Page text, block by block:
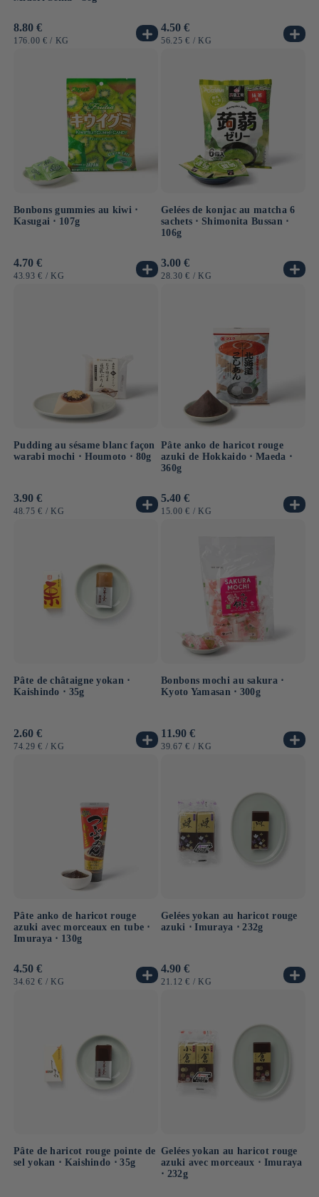
Prix
habituel
8.80 €
PRIX
176.00 € / PAR
KG
Prix
habituel
4.50 €
PRIX
56.25 € / PAR
KG
Bonbons gummies au kiwi ⋅
Kasugai ⋅ 107g
Prix
habituel
4.70 €
PRIX
43.93 € / PAR
KG
Gelées de konjac au matcha 6
sachets ⋅ Shimonita Bussan ⋅
106g
Prix
habituel
3.00 €
PRIX
28.30 € / PAR
KG
Pudding au sésame blanc façon
warabi mochi ⋅ Houmoto ⋅ 80g
Prix
habituel
3.90 €
PRIX
48.75 € / PAR
KG
Pâte anko de haricot rouge
azuki de Hokkaido ⋅ Maeda ⋅
360g
Prix
habituel
5.40 €
PRIX
15.00 € / PAR
KG
Pâte de châtaigne yokan ⋅
Kaishindo ⋅ 35g
Prix
habituel
2.60 €
PRIX
74.29 € / PAR
KG
Bonbons mochi au sakura ⋅
Kyoto Yamasan ⋅ 300g
Prix
habituel
11.90 €
PRIX
39.67 € / PAR
KG
Pâte anko de haricot rouge
azuki avec morceaux en tube ⋅
Imuraya ⋅ 130g
Prix
habituel
4.50 €
PRIX
34.62 € / PAR
KG
Gelées yokan au haricot rouge
azuki ⋅ Imuraya ⋅ 232g
Prix
habituel
4.90 €
PRIX
21.12 € / PAR
KG
Pâte de haricot rouge pointe de
sel yokan ⋅ Kaishindo ⋅ 35g
Gelées yokan au haricot rouge
azuki avec morceaux ⋅ Imuraya
⋅ 232g